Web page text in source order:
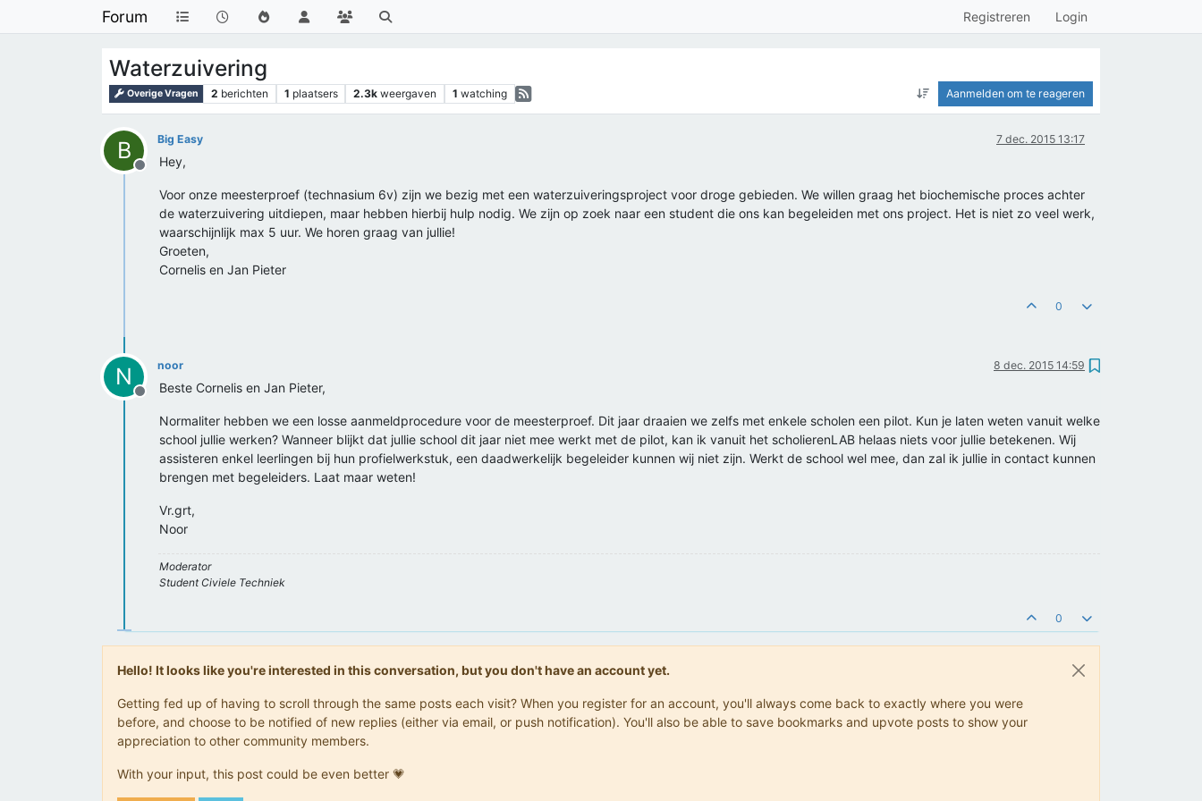
Forum Registreren Login
Waterzuivering
Overige Vragen 2 berichten 1 plaatsers 2.3k weergaven 1 watching Aanmelden om te reageren
B
Offline
Big Easy 7 dec. 2015 13:17
Hey,
Voor onze meesterproef (technasium 6v) zijn we bezig met een waterzuiveringsproject voor droge gebieden. We willen graag het biochemische proces achter
de waterzuivering uitdiepen, maar hebben hierbij hulp nodig. We zijn op zoek naar een student die ons kan begeleiden met ons project. Het is niet zo veel werk,
waarschijnlijk max 5 uur. We horen graag van jullie!
Groeten,
Cornelis en Jan Pieter
0
N
Offline
noor 8 dec. 2015 14:59
Beste Cornelis en Jan Pieter,
Normaliter hebben we een losse aanmeldprocedure voor de meesterproef. Dit jaar draaien we zelfs met enkele scholen een pilot. Kun je laten weten vanuit welke
school jullie werken? Wanneer blijkt dat jullie school dit jaar niet mee werkt met de pilot, kan ik vanuit het scholierenLAB helaas niets voor jullie betekenen. Wij
assisteren enkel leerlingen bij hun profielwerkstuk, een daadwerkelijk begeleider kunnen wij niet zijn. Werkt de school wel mee, dan zal ik jullie in contact kunnen
brengen met begeleiders. Laat maar weten!
Vr.grt,
Noor
Moderator
Student Civiele Techniek
0
Hello! It looks like you're interested in this conversation, but you don't have an account yet.
Getting fed up of having to scroll through the same posts each visit? When you register for an account, you'll always come back to exactly where you were
before, and choose to be notified of new replies (either via email, or push notification). You'll also be able to save bookmarks and upvote posts to show your
appreciation to other community members.
With your input, this post could be even better 💗